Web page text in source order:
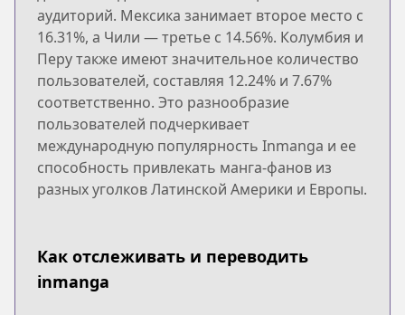
аудиторий. Мексика занимает второе место с
16.31%, а Чили — третье с 14.56%. Колумбия и
Перу также имеют значительное количество
пользователей, составляя 12.24% и 7.67%
соответственно. Это разнообразие
пользователей подчеркивает
международную популярность Inmanga и ее
способность привлекать манга-фанов из
разных уголков Латинской Америки и Европы.
Как отслеживать и переводить
inmanga